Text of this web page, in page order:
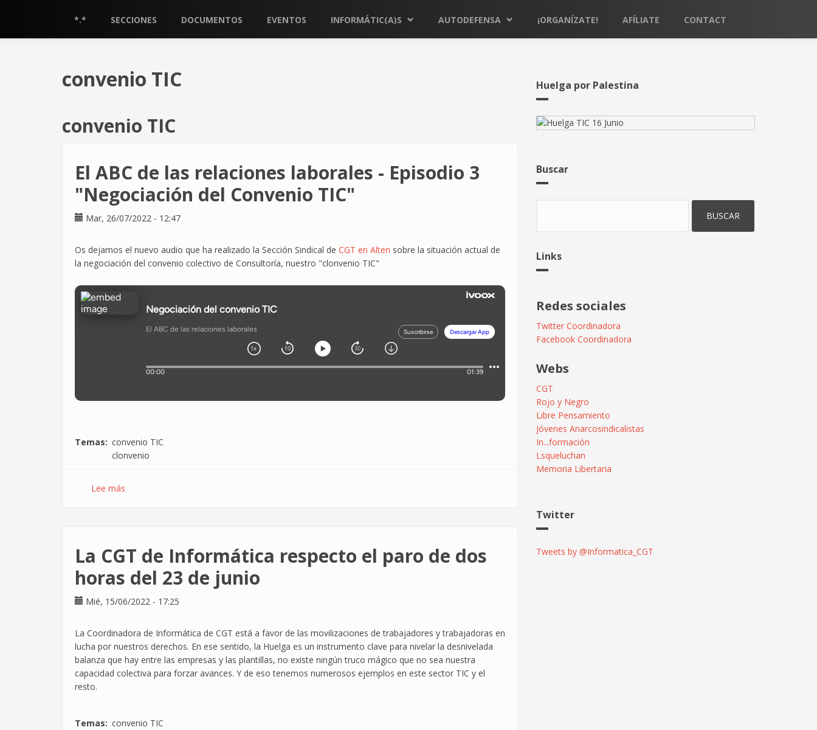
*.* SECCIONES DOCUMENTOS EVENTOS INFORMÁTIC(A)S AUTODEFENSA ¡ORGANÍZATE! AFÍLIATE CONTACT
convenio TIC
convenio TIC
El ABC de las relaciones laborales - Episodio 3
"Negociación del Convenio TIC"
Mar, 26/07/2022 - 12:47
Os dejamos el nuevo audio que ha realizado la Sección Sindical de CGT en Alten sobre la situación actual de
la negociación del convenio colectivo de Consultoría, nuestro "clonvenio TIC"
Temas
convenio TIC
clonvenio
Lee más
relaciones
laborales
3
del
Convenio
TIC"
La CGT de Informática respecto el paro de dos
horas del 23 de junio
Mié, 15/06/2022 - 17:25
La Coordinadora de Informática de CGT está a favor de las movilizaciones de trabajadores y trabajadoras en
lucha por nuestros derechos. En ese sentido, la Huelga es un instrumento clave para nivelar la desnivelada
balanza que hay entre las empresas y las plantillas, no existe ningún truco mágico que no sea nuestra
capacidad colectiva para forzar avances. Y de eso tenemos numerosos ejemplos en este sector TIC y el
resto.
Temas
convenio TIC
Huelga por Palestina
Buscar
Links
Redes sociales
Twitter Coordinadora
Facebook Coordinadora
Webs
CGT
Rojo y Negro
Libre Pensamiento
Jóvenes Anarcosindicalistas
In...formación
Lsqueluchan
Memoria Libertaria
Twitter
Tweets by @Informatica_CGT